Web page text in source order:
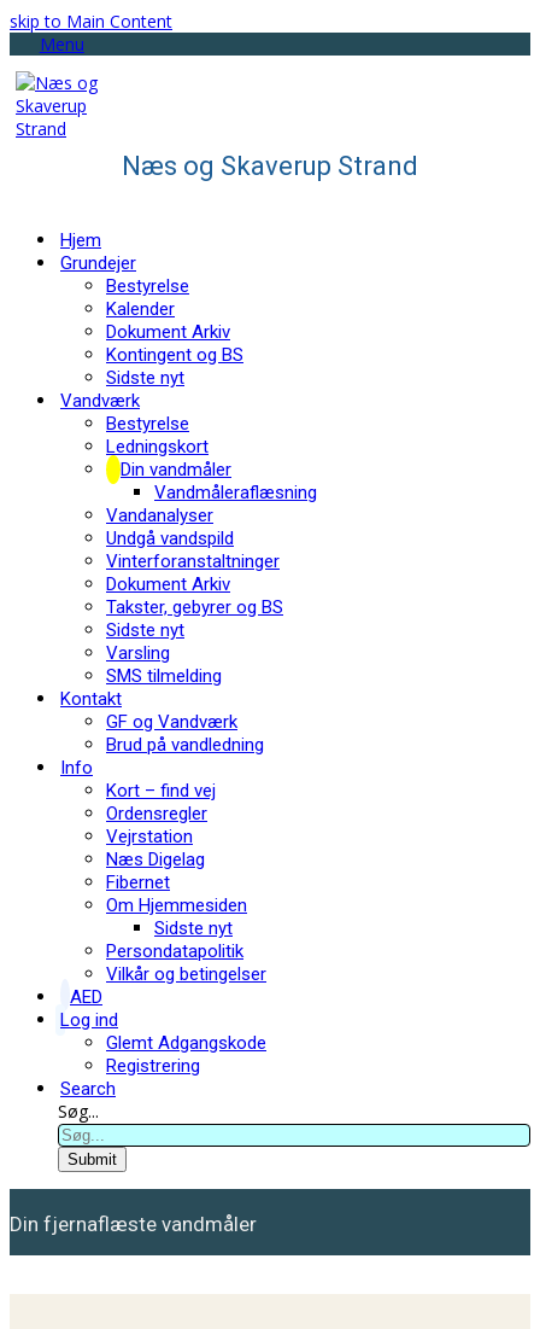
skip to Main Content
Menu
Næs og Skaverup Strand
Hjem
Grundejer
Bestyrelse
Kalender
Dokument Arkiv
Kontingent og BS
Sidste nyt
Vandværk
Bestyrelse
Ledningskort
Din vandmåler
Vandmåleraflæsning
Vandanalyser
Undgå vandspild
Vinterforanstaltninger
Dokument Arkiv
Takster, gebyrer og BS
Sidste nyt
Varsling
SMS tilmelding
Kontakt
GF og Vandværk
Brud på vandledning
Info
Kort – find vej
Ordensregler
Vejrstation
Næs Digelag
Fibernet
Om Hjemmesiden
Sidste nyt
Persondatapolitik
Vilkår og betingelser
AED
Log ind
Glemt Adgangskode
Registrering
Search
Søg...
Submit
Din fjernaflæste vandmåler